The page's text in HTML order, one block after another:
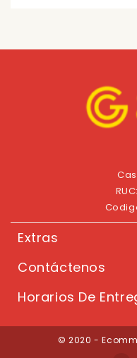
Extras
Contáctenos
Horarios De
© 2020 -